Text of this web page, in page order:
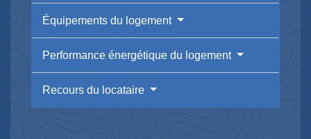
Équipements du logement
Performance énergétique du logement
Recours du locataire